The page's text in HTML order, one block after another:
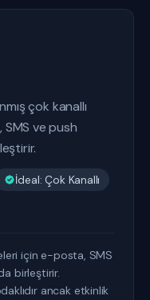
çok kanallı
ve push
İdeal: Çok Kanallı
için e-posta, SMS
birleştirir.
ancak etkinlik